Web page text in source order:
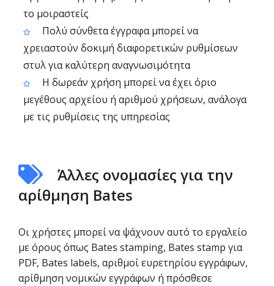
το μοιραστείς
Πολύ σύνθετα έγγραφα μπορεί να
χρειαστούν δοκιμή διαφορετικών ρυθμίσεων
στυλ για καλύτερη αναγνωσιμότητα
Η δωρεάν χρήση μπορεί να έχει όριο
μεγέθους αρχείου ή αριθμού χρήσεων, ανάλογα
με τις ρυθμίσεις της υπηρεσίας
Άλλες ονομασίες για την
αρίθμηση Bates
Οι χρήστες μπορεί να ψάχνουν αυτό το εργαλείο
με όρους όπως Bates stamping, Bates stamp για
PDF, Bates labels, αριθμοί ευρετηρίου εγγράφων,
αρίθμηση νομικών εγγράφων ή πρόσθεσε